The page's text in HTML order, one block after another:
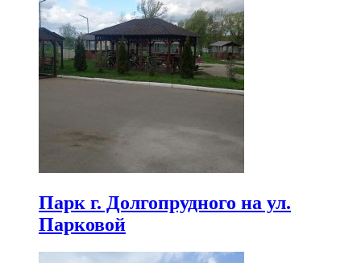
Парк г. Долгопрудного на ул.
Парковой